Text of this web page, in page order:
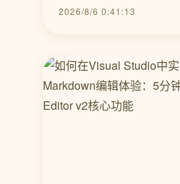
2026/8/6 0:41:13